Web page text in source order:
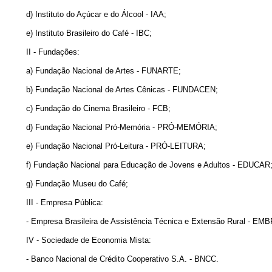
d) Instituto do Açúcar e do Álcool - IAA;
e) Instituto Brasileiro do Café - IBC;
II - Fundações:
a) Fundação Nacional de Artes - FUNARTE;
b) Fundação Nacional de Artes Cênicas - FUNDACEN;
c) Fundação do Cinema Brasileiro - FCB;
d) Fundação Nacional Pró-Memória - PRÓ-MEMÓRIA;
e) Fundação Nacional Pró-Leitura - PRÓ-LEITURA;
f) Fundação Nacional para Educação de Jovens e Adultos - EDUCAR;
g) Fundação Museu do Café;
III - Empresa Pública:
- Empresa Brasileira de Assistência Técnica e Extensão Rural -
IV - Sociedade de Economia Mista:
- Banco Nacional de Crédito Cooperativo S.A. - BNCC.